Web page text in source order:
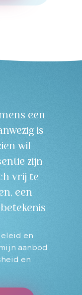
een
is
wil
zijn
vrij te
een
en
aanbod
en